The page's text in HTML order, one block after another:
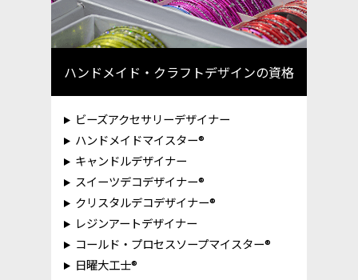
ハンドメイド・クラフトデザインの資格
ビーズアクセサリーデザイナー
ハンドメイドマイスター®
キャンドルデザイナー
スイーツデコデザイナー®
クリスタルデコデザイナー®
レジンアートデザイナー
コールド・プロセスソープマイスター®
日曜大工士®